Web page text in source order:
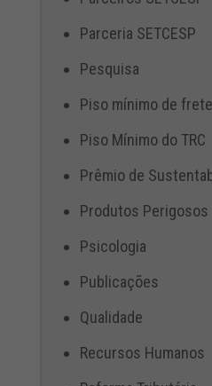
Parceria SETCESP
Pesquisa
Piso mínimo de frete
Piso Mínimo do TRC
Prêmio de
Produtos Perigosos
Psicologia
Publicações
Qualidade
Recursos Humanos